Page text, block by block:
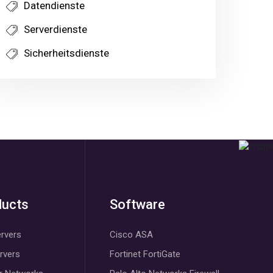
Datendienste
Serverdienste
Sicherheitsdienste
Software
Cisco ASA
Fortinet FortiGate